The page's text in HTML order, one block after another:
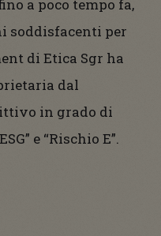
a poco tempo fa,
soddisfacenti per
di Etica Sgr ha
dal
in grado di
e “Rischio E”.